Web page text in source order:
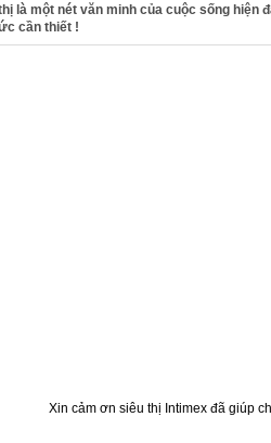
là một nét văn minh của cuộc sống hiện
cần thiết !
Xin cảm ơn siêu thị Intimex đã giúp